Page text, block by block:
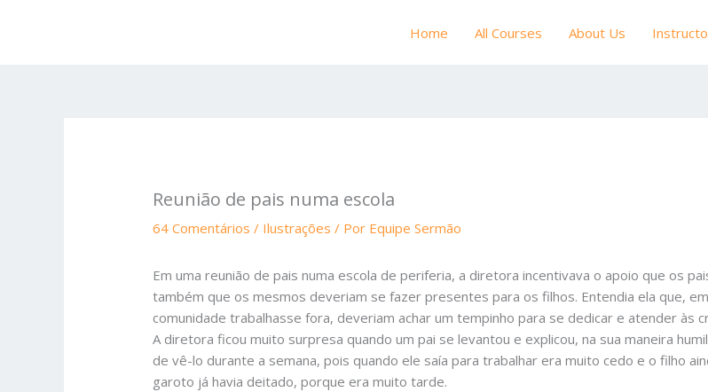
Home All Courses About Us
Reunião de pais numa escola
64 Comentários / Ilustrações / Por Equipe Sermão
Em uma reunião de pais numa escola de periferia, a diretora incentivava o apoio que os
também que os mesmos deveriam se fazer presentes para os filhos. Entendia ela que,
comunidade trabalhasse fora, deveriam achar um tempinho para se dedicar e atender às
A diretora ficou muito surpresa quando um pai se levantou e explicou, na sua maneira
de vê-lo durante a semana, pois quando ele saía para trabalhar era muito cedo e o filho
garoto já havia deitado, porque era muito tarde.